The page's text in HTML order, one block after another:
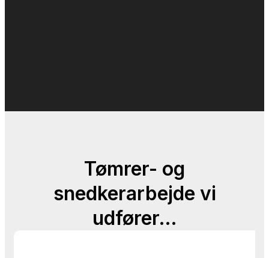
Tømrer- og
snedkerarbejde vi
udfører…